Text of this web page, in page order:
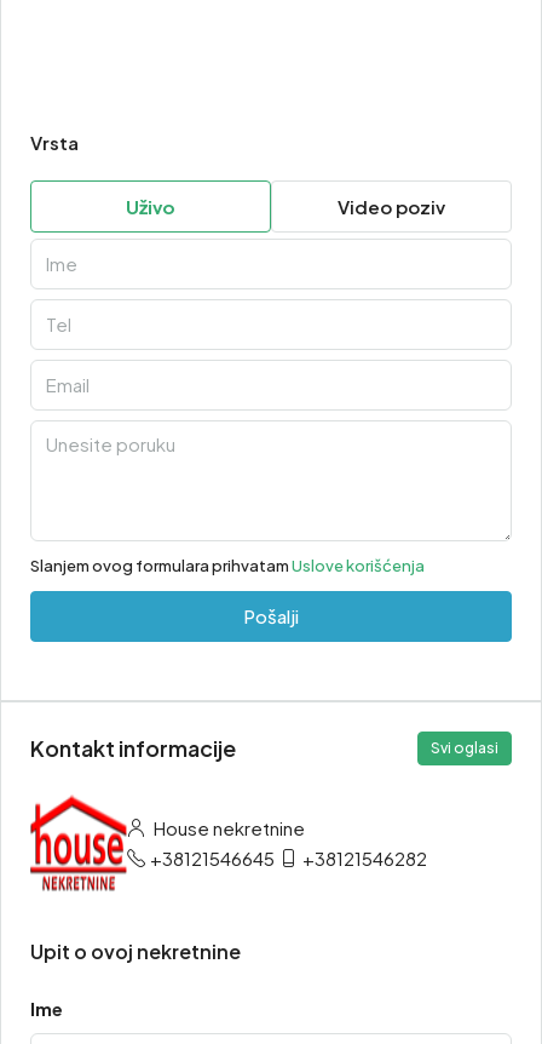
Vrsta
Uživo Video poziv
Slanjem ovog formulara prihvatamUslove korišćenja
Pošalji
Kontakt informacije Svi oglasi
House nekretnine
+38121546645
+38121546282
Upit o ovoj nekretnine
Ime